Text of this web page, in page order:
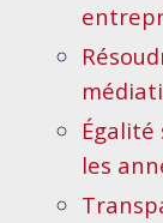
Égalité
les